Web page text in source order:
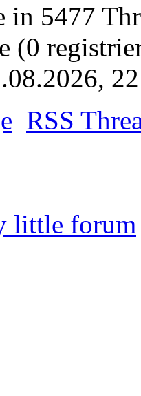
in 5477
(0
RSS
little forum